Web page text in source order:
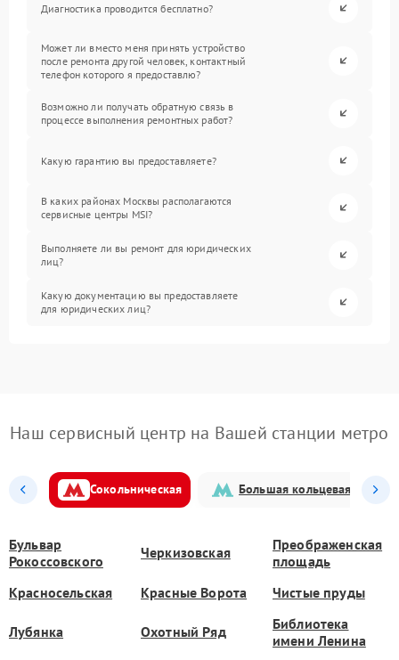
Диагностика проводится бесплатно?
Может ли вместо меня принять устройство
после ремонта другой человек, контактный
телефон которого я предоставлю?
Возможно ли получать обратную связь в
процессе выполнения ремонтных работ?
Какую гарантию вы предоставляете?
В каких районах Москвы располагаются
сервисные центры MSI?
Выполняете ли вы ремонт для юридических
лиц?
Какую документацию вы предоставляете
для юридических лиц?
Наш сервисный центр на Вашей станции метро
Сокольническая Большая кольцевая
Бульвар
Рокоссовского
Черкизовская
Преображенская
площадь
Красносельская
Красные Ворота Чистые пруды
Лубянка Охотный Ряд
Библиотека
имени Ленина